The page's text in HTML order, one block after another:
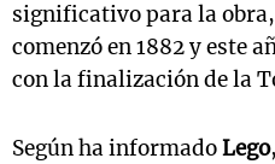
significativo para la
comenzó en 1882 y este
con la finalización de la
Según ha informadoLego,